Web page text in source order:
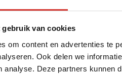
gebruik van cookies
om content en advertenties te
Ook delen we
analyse. Deze partners kunnen